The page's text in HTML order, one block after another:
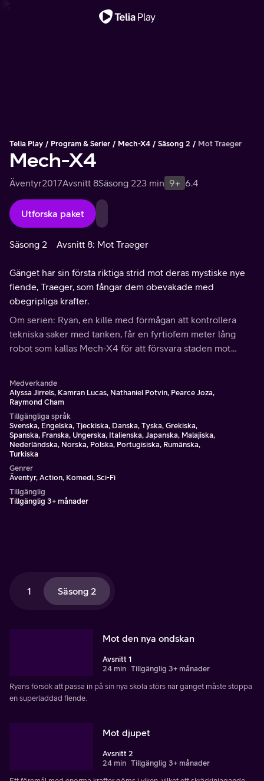
Telia Play Program & Serier Mech-X4 Säsong 2 Mot Traeger
Mech-X4
Äventyr2017Avsnitt 8Säsong 223 min 9+ 6.4
Utforska paket
Säsong 2 Avsnitt 8: Mot Traeger
Gänget har sin första riktiga strid mot deras mystiske nye
fiende, Traeger, som fångar dem obevakade med
obegripliga krafter.
Om serien: Ryan, en kille med förmågan att kontrollera
tekniska saker med tanken, får en fyrtiofem meter lång
robot som kallas Mech-X4 för att försvara staden mot
Medverkande
Alyssa Jirrels, Kamran Lucas, Nathaniel Potvin, Pearce Joza,
Raymond Cham
Tillgängliga språk
Svenska, Engelska, Tjeckiska, Danska, Tyska, Grekiska,
Spanska, Franska, Ungerska, Italienska, Japanska, Malajiska,
Nederländska, Norska, Polska, Portugisiska, Rumänska,
Turkiska
Genrer
Äventyr, Action, Komedi, Sci-Fi
Tillgänglig
Tillgänglig 3+ månader
1 Säsong 2
Mot den nya ondskan
Avsnitt 1
24 min Tillgänglig 3+ månader
Ryans försök att passa in på sin nya skola störs när gänget måste stoppa
en superladdad fiende.
Mot djupet
Avsnitt 2
24 min Tillgänglig 3+ månader